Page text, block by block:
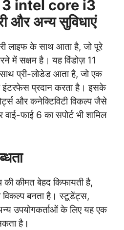
intel core i3
और अन्य सुविधाएं
लाइफ के साथ आता है, जो पूरे
में सक्षम है। यह विंडोज़ 11
प्री-लोडेड आता है, जो एक
प्रदान करता है। इसके
और कनेक्टिविटी विकल्प जैसे
फाई 6 का सपोर्ट भी शामिल
कीमत बेहद किफायती है,
बनता है। स्टूडेंट्स,
उपयोगकर्ताओं के लिए यह एक
है।